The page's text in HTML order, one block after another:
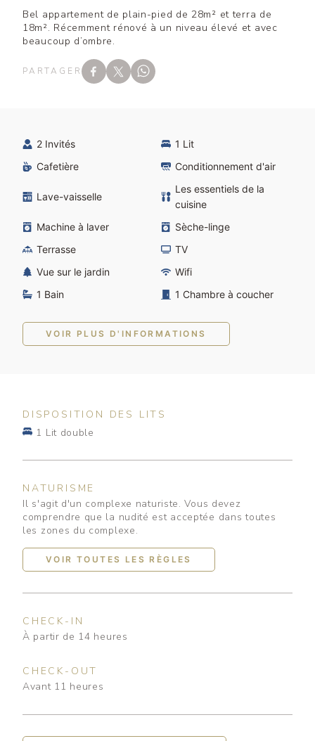
Bel appartement de plain-pied de 28m² et terra de
18m². Récemment rénové à un niveau élevé et avec
beaucoup d’ombre.
PARTAGER
2 Invités
1 Lit
Cafetière
Conditionnement d'air
Lave-vaisselle
Les essentiels de la
cuisine
Machine à laver
Sèche-linge
Terrasse
TV
Vue sur le jardin
Wifi
1 Bain
1 Chambre à coucher
VOIR PLUS D'INFORMATIONS
DISPOSITION DES LITS
1 Lit double
NATURISME
Il s'agit d'un complexe naturiste. Vous devez
comprendre que la nudité est acceptée dans toutes
les zones du complexe.
VOIR TOUTES LES RÈGLES
CHECK-IN
À partir de 14 heures
CHECK-OUT
Avant 11 heures